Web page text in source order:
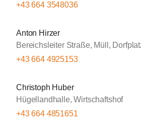
+43 664 3548036
Anton Hirzer
+43 664 4925153
Christoph Huber
Hügellandhalle, Wirtschaftshof
+43 664 4851651